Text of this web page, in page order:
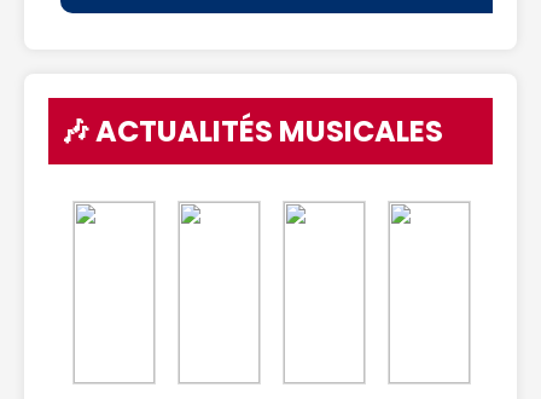
🎶 ACTUALITÉS MUSICALES